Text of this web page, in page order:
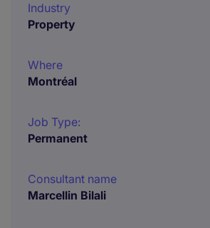
Industry
Property
Where
Montréal
Job Type:
Permanent
Consultant name
Marcellin Bilali